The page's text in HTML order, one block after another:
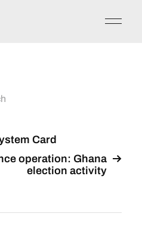
Card
operation: Ghana
election activity